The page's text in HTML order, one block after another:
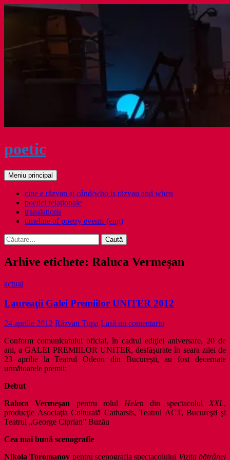
Sari
poetic
Caută
Meniu principal
cine e răzvan și când/who is răzvan and when
poetici relaţionale
translations
timeline of poetry events (eng)
Caută
după:
Arhive etichete: Raluca Vermeşan
actual
Laureaţii Galei Premiilor UNITER 2012
24 aprilie 2012 Răzvan Țupa Lasă un comentariu
Conform comunicatului oficial, în cadrul ediţiei aniversare, 20 de
ani, a GALEI PREMIILOR UNITER, desfăşurate în seara zilei de
23 aprilie la Teatrul Odeon din Bucureşti, au fost decernate
următoarele premii:
Debut
Raluca Vermeşan pentru rolul Helendin spectacolul XXL,
producţie Asociaţia Culturală Catharsis, Teatrul ACT, Bucureşti şi
Teatrul „George Ciprian” Buzău
Cea mai bună scenografie
Nikola Toromanov pentru scenografia spectacolului Vizita bătrânei